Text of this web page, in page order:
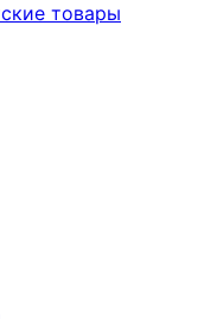
товары